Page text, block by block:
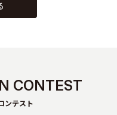
CONTEST
ンテスト